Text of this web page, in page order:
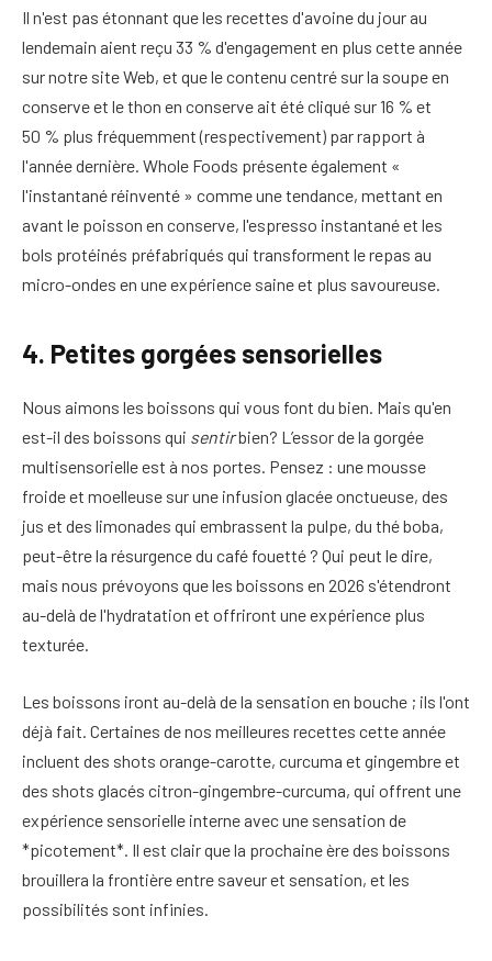
Il n'est pas étonnant que les recettes d'avoine du jour au
lendemain aient reçu 33 % d'engagement en plus cette année
sur notre site Web, et que le contenu centré sur la soupe en
conserve et le thon en conserve ait été cliqué sur 16 % et
50 % plus fréquemment (respectivement) par rapport à
l'année dernière. Whole Foods présente également «
l'instantané réinventé » comme une tendance, mettant en
avant le poisson en conserve, l'espresso instantané et les
bols protéinés préfabriqués qui transforment le repas au
micro-ondes en une expérience saine et plus savoureuse.
4. Petites gorgées sensorielles
Nous aimons les boissons qui vous font du bien. Mais qu'en
est-il des boissons qui sentirbien? L’essor de la gorgée
multisensorielle est à nos portes. Pensez : une mousse
froide et moelleuse sur une infusion glacée onctueuse, des
jus et des limonades qui embrassent la pulpe, du thé boba,
peut-être la résurgence du café fouetté ? Qui peut le dire,
mais nous prévoyons que les boissons en 2026 s'étendront
au-delà de l'hydratation et offriront une expérience plus
texturée.
Les boissons iront au-delà de la sensation en bouche ; ils l'ont
déjà fait. Certaines de nos meilleures recettes cette année
incluent des shots orange-carotte, curcuma et gingembre et
des shots glacés citron-gingembre-curcuma, qui offrent une
expérience sensorielle interne avec une sensation de
*picotement*. Il est clair que la prochaine ère des boissons
brouillera la frontière entre saveur et sensation, et les
possibilités sont infinies.